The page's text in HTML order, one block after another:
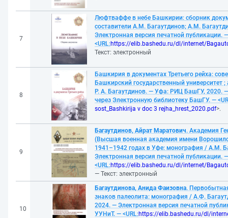
7
Люфтваффе в небе Башкирии: сборник
составители А.М. Багаутдинов; А.М.
Электронная версия печатной
<URL:https://elib.bashedu.ru/dl/internet/
Текст: электронный
8
Башкирия в документах Третьего рейха:
Башкирский государственный университет
Р. А. Багаутдинов. — Уфа: РИЦ БашГУ, 2020.
через Электронную библиотеку БашГУ. —
sost_Bashkirija v doc 3 rejha_hrest_2020.pdf>.
9
Багаутдинов, Айрат Маратович. Академия
(Высшая военная академия имени
1941–1942 годах в Уфе: монография / А.М.
Электронная версия печатной
<URL:https://elib.bashedu.ru/dl/internet/
— Текст: электронный
10
Багаутдинова, Анида Фаизовна.
знаков палеолита: монография / А.Ф.
2024. — Электронная версия печатной
УУНиТ. — <URL:https://elib.bashedu.ru/dl/